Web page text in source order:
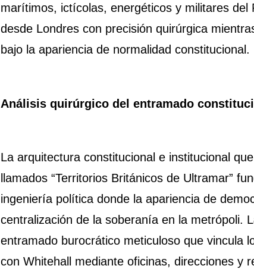
marítimos, ictícolas, energéticos y militares del
desde Londres con precisión quirúrgica
bajo la apariencia de normalidad constitucional.
Análisis quirúrgico del entramado
La arquitectura constitucional e institucional
llamados “Territorios Británicos de Ultramar”
ingeniería política donde la apariencia de
centralización de la soberanía en la metrópoli.
entramado burocrático meticuloso que vincula
con Whitehall mediante oficinas, direcciones y